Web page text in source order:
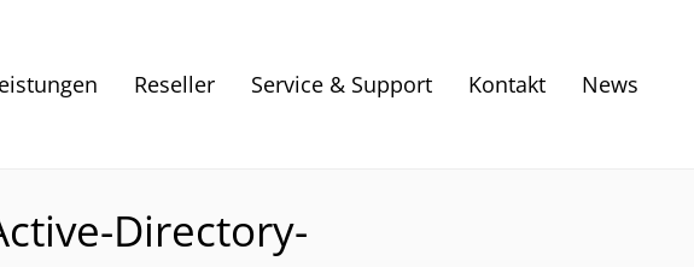
Reseller Service & Support Kontakt News
Directory-